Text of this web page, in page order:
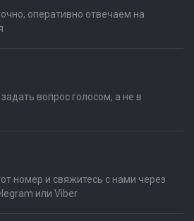
оперативно отвечаем на
вопрос голосом, а не в
номер и свяжитесь с нами через
или Viber